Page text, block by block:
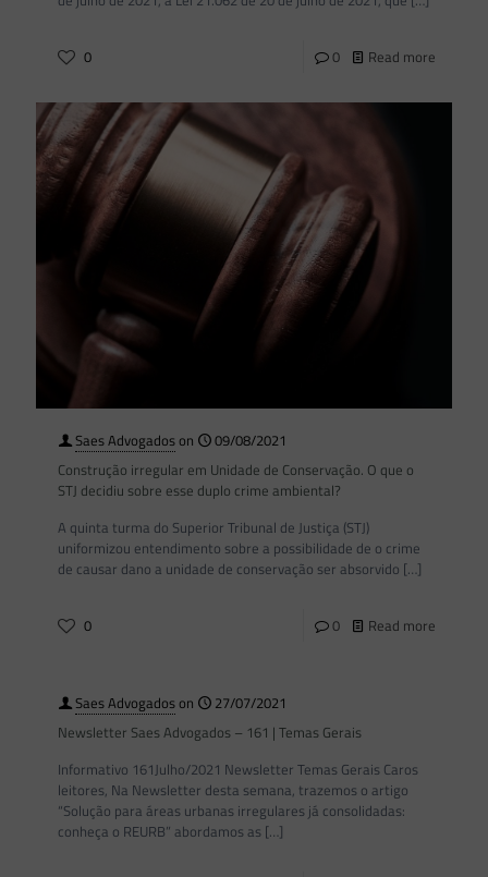
0 0 Read more
Saes Advogadoson
09/08/2021
Construção irregular em Unidade de Conservação. O que o
STJ decidiu sobre esse duplo crime ambiental?
A quinta turma do Superior Tribunal de Justiça (STJ)
uniformizou entendimento sobre a possibilidade de o crime
de causar dano a unidade de conservação ser absorvido […]
0 0 Read more
Saes Advogadoson
27/07/2021
Newsletter Saes Advogados – 161 | Temas Gerais
Informativo 161Julho/2021 Newsletter Temas Gerais Caros
leitores, Na Newsletter desta semana, trazemos o artigo
“Solução para áreas urbanas irregulares já consolidadas:
conheça o REURB” abordamos as […]